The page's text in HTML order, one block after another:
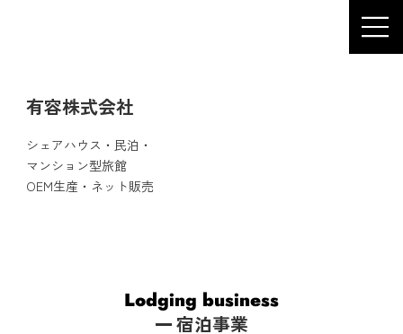
有容株式会社
シェアハウス・民泊・
マンション型旅館
OEM生産・ネット販売
Lodging business
宿泊事業